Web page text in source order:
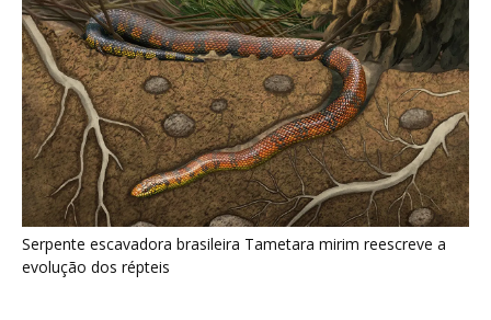
Serpente escavadora brasileira Tametara mirim reescreve a
evolução dos répteis